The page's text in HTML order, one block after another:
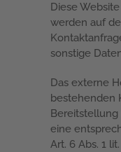
Diese
werden auf
sonstige
Das externe
bestehenden
Bereitstellung
eine
Art. 6 Abs. 1